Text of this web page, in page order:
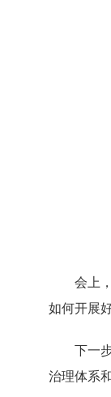
会上
如何开展
下一
治理体系